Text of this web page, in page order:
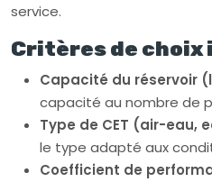
service.
Critères de
Capacité du réservoir
capacité au nombre de
Type de CET (air-eau,
le type adapté aux
Coefficient de